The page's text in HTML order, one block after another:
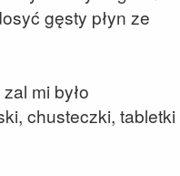
gęsty płyn ze
mi było
chusteczki, tabletki